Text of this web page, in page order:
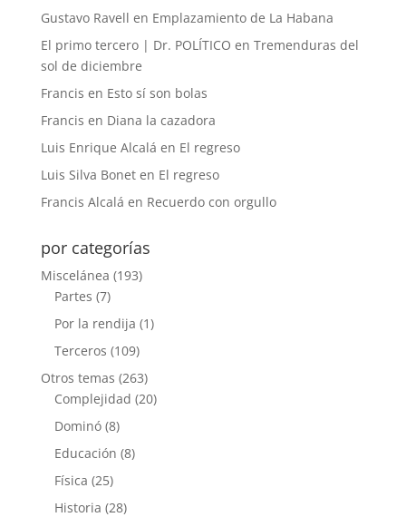
Gustavo Ravell en Emplazamiento de La Habana
El primo tercero | Dr. POLÍTICO en Tremenduras del
sol de diciembre
Francis en Esto sí son bolas
Francis en Diana la cazadora
Luis Enrique Alcalá en El regreso
Luis Silva Boneten El regreso
Francis Alcalá en Recuerdo con orgullo
por categorías
Miscelánea (193)
Partes (7)
Por la rendija (1)
Terceros (109)
Otros temas (263)
Complejidad (20)
Dominó(8)
Educación (8)
Física (25)
Historia (28)